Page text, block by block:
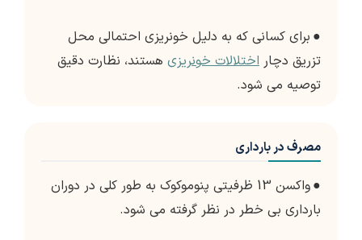
● برای کسانی که به دلیل خونریزی احتمالی محل
تزریق دچار اختلالات خونریزی هستند، نظارت دقیق
توصیه می شود.
مصرف در بارداری
●
واکسن 13 ظرفیتی پنوموکوک به طور کلی در دوران
بارداری بی خطر در نظر گرفته می شود.